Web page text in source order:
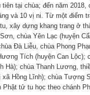
tại chùa; đến năm
và 10 vị ni. Từ một điểm
xây dựng khang trang ở
chùa Yên Lạc (huyện
Đà Liễu, chùa Phong
Tích (huyện Can Lộc);
Hà); chùa Thanh Lương,
xã Hồng Lĩnh); chùa Tượng
tử tu học theo chánh